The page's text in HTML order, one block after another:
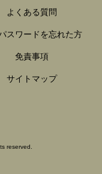
よくある質問
スワードを忘れた方
免責事項
サイトマップ
reserved.